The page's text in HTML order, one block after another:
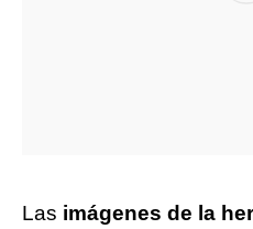
Las imágenes de la